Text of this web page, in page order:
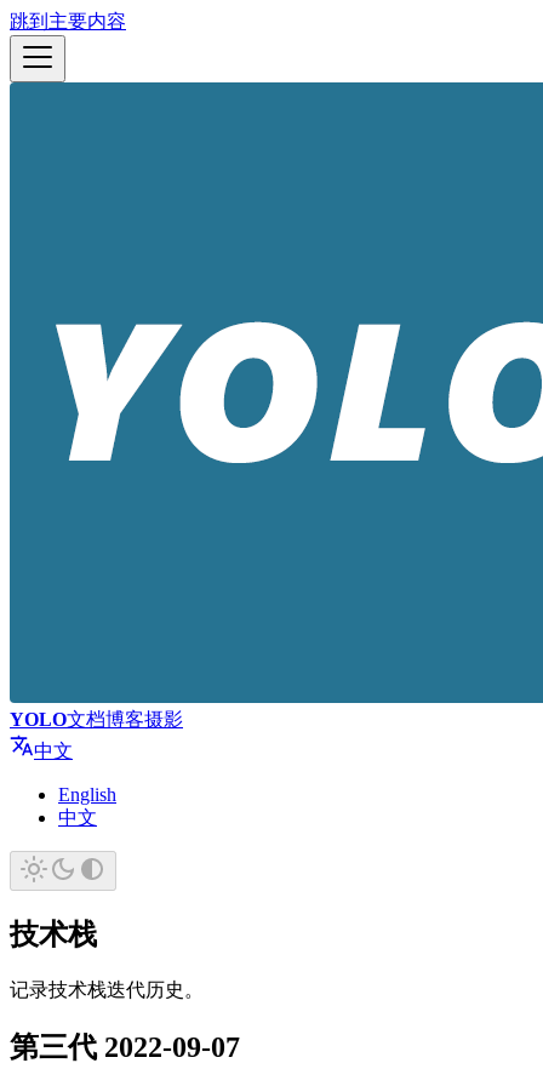
跳到主要内容
YOLO文档博客摄影
中文
English
中文
技术栈
记录技术栈迭代历史。
第三代 2022-09-07